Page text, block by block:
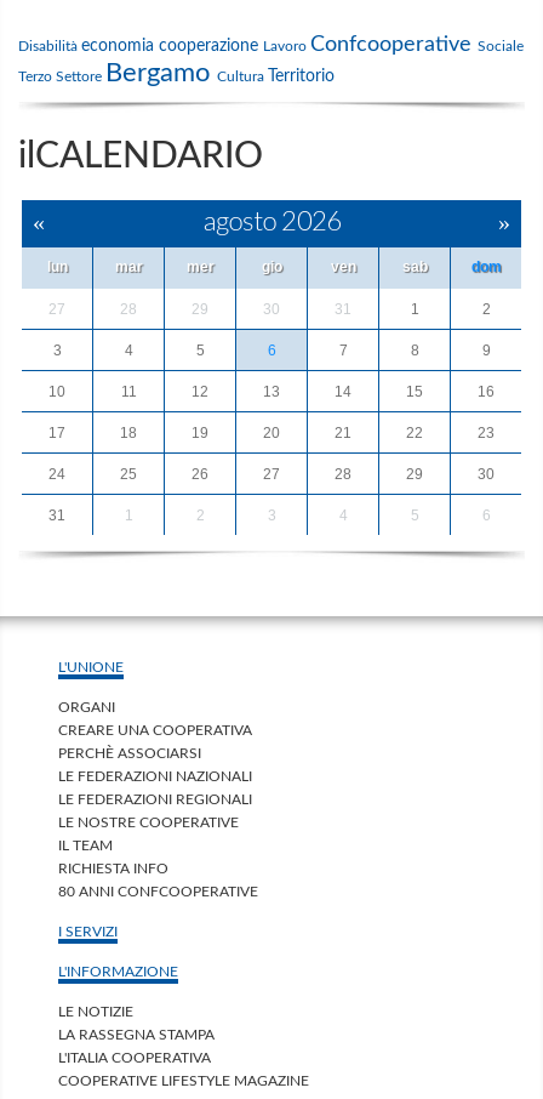
Disabilità economia cooperazione Lavoro Confcooperative Sociale
Terzo Settore Bergamo Cultura Territorio
ilCALENDARIO
« agosto 2026 »
lun mar mer gio ven sab dom
27 28 29 30 31 1 2
3 4 5 6 7 8 9
10 11 12 13 14 15 16
17 18 19 20 21 22 23
24 25 26 27 28 29 30
31 1 2 3 4 5 6
L'UNIONE
ORGANI
CREARE UNA COOPERATIVA
PERCHÈ ASSOCIARSI
LE FEDERAZIONI NAZIONALI
LE FEDERAZIONI REGIONALI
LE NOSTRE COOPERATIVE
IL TEAM
RICHIESTA INFO
80 ANNI CONFCOOPERATIVE
I SERVIZI
L'INFORMAZIONE
LE NOTIZIE
LA RASSEGNA STAMPA
L'ITALIA COOPERATIVA
COOPERATIVE LIFESTYLE MAGAZINE